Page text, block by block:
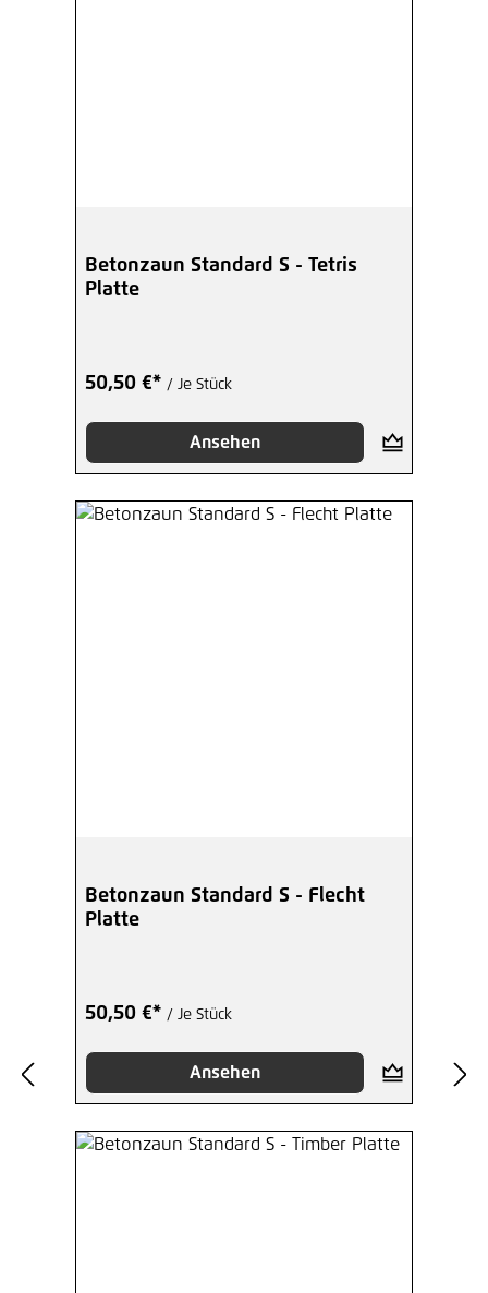
Betonzaun Standard S - Tetris
Platte
50,50 €* / Je Stück
Ansehen
Betonzaun Standard S - Flecht
Platte
50,50 €* / Je Stück
Ansehen